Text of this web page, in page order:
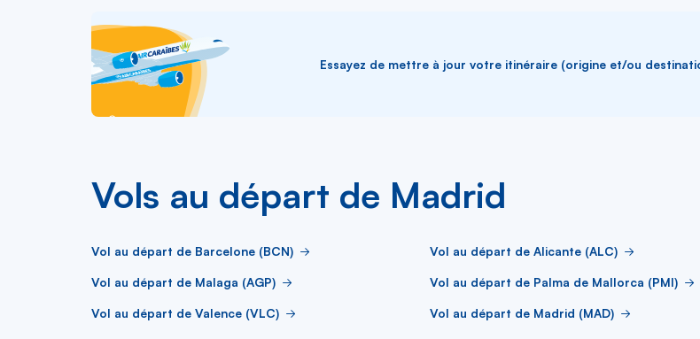
Essayez de mettre à jour votre itinéraire (origine et/ou
Vols au départ de Madrid
Vol au départ de Barcelone (BCN) Vol au départ de Alicante (ALC)
Vol au départ de Malaga (AGP) Vol au départ de Palma de Mallorca (PMI)
Vol au départ de Valence (VLC) Vol au départ de Madrid (MAD)